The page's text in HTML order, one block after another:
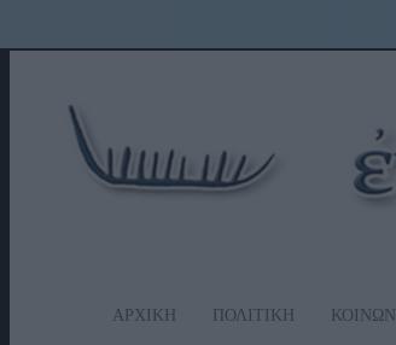
ΑΡΧΙΚΗ ΠΟΛΙΤΙΚΗ